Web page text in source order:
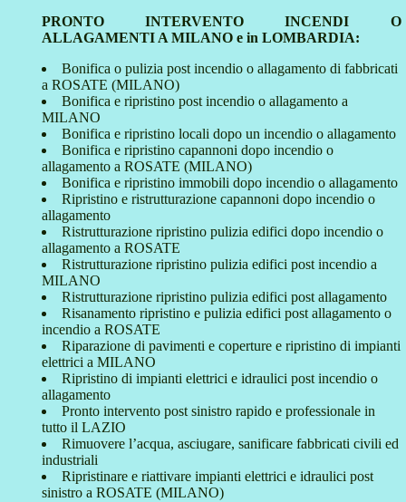
PRONTO INTERVENTO INCENDI O
ALLAGAMENTI A MILANO e in LOMBARDIA:
Bonifica o pulizia post incendio o allagamento di fabbricati
a ROSATE (MILANO)
Bonifica e ripristino post incendio o allagamento a
MILANO
Bonifica e ripristino locali dopo un incendio o allagamento
Bonifica e ripristino capannoni dopo incendio o
allagamento a ROSATE (MILANO)
Bonifica e ripristino immobili dopo incendio o allagamento
Ripristino e ristrutturazione capannoni dopo incendio o
allagamento
Ristrutturazione ripristino pulizia edifici dopo incendio o
allagamento a ROSATE
Ristrutturazione ripristino pulizia edifici post incendio a
MILANO
Ristrutturazione ripristino pulizia edifici post allagamento
Risanamento ripristino e pulizia edifici post allagamento o
incendio a ROSATE
Riparazione di pavimenti e coperture e ripristino di impianti
elettrici a MILANO
Ripristino di impianti elettrici e idraulici post incendio o
allagamento
Pronto intervento post sinistro rapido e professionale in
tutto il LAZIO
Rimuovere l’acqua, asciugare, sanificare fabbricati civili ed
industriali
Ripristinare e riattivare impianti elettrici e idraulici post
sinistro a ROSATE (MILANO)